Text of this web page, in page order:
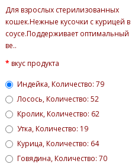
Для взрослых стерилизованных
кошек.Нежные кусочки с курицей в
соусе.Поддерживает оптимальный
ве..
вкус продукта
Индейка, Количество: 79
Лосось, Количество: 52
Кролик, Количество: 62
Утка, Количество: 19
Курица, Количество: 64
Говядина, Количество: 70